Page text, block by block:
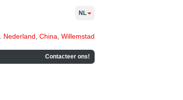
Nederland China Willemstad
Contacteer ons!
NL